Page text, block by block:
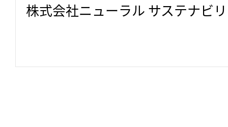
株式会社ニューラル サステナビ